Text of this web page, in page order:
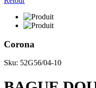
Corona
Sku: 52G56/04-10